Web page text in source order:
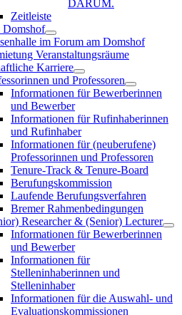
DARUM.
Zeitleiste
Domshof
im Forum am Domshof
Veranstaltungsräume
Karriere
und Professoren
Informationen für Bewerberinnen
und Bewerber
Informationen für Rufinhaberinnen
und Rufinhaber
Informationen für (neuberufene)
Professorinnen und Professoren
Tenure-Track & Tenure-Board
Berufungskommission
Laufende Berufungsverfahren
Bremer Rahmenbedingungen
Researcher & (Senior) Lecturer
Informationen für Bewerberinnen
und Bewerber
Informationen für
Stelleninhaberinnen und
Stelleninhaber
Informationen für die Auswahl- und
Evaluationskommissionen